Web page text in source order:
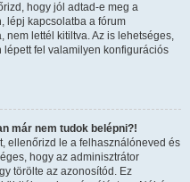
hogy jól adtad-e meg a
lépj kapcsolatba a fórum
lettél kitiltva. Az is lehetséges,
fel valamilyen konfigurációs
már nem tudok belépni?!
ellenőrizd le a felhasználóneved és
hogy az adminisztrátor
törölte az azonosítód. Ez